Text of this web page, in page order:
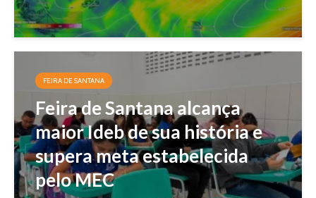
FEIRA DE SANTANA
Feira de Santana alcança
maior Ideb de sua história e
supera meta estabelecida
pelo MEC